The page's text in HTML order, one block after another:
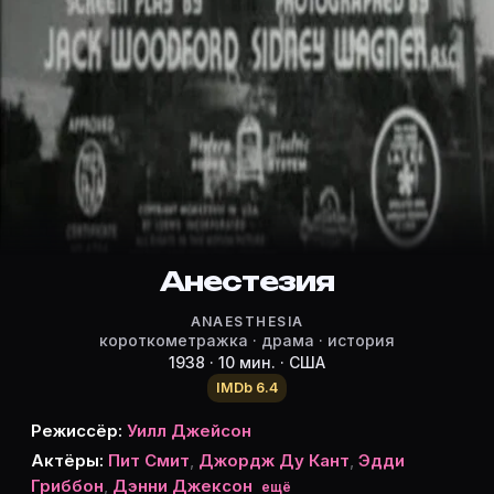
Режиссёр, актёры и роли
Режиссёр и актёры:
Уилл Джейсон
(режиссёр)
Пит Смит
Джордж Ду Кант
Эдди Гриббон
Дэнни Джексон
Юджин М. Джексон
Уилл Стэнтон
Phillip Terry
Анестезия
ANAESTHESIA
короткометражка · драма · история
1938 · 10 мин. · США
IMDb 6.4
Режиссёр: Уилл Джейсон
Актёры: Пит Смит, Джордж Ду Кант, Эдди
Гриббон, Дэнни Джексон ещё